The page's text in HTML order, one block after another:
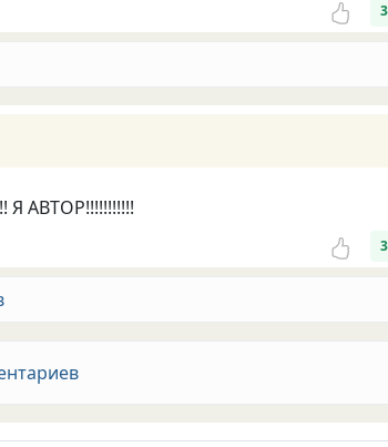
3
Я АВТОР!!!!!!!!!!!
3